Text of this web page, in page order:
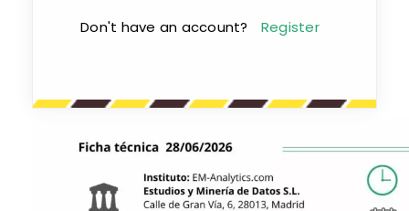
Don't have an account? Register